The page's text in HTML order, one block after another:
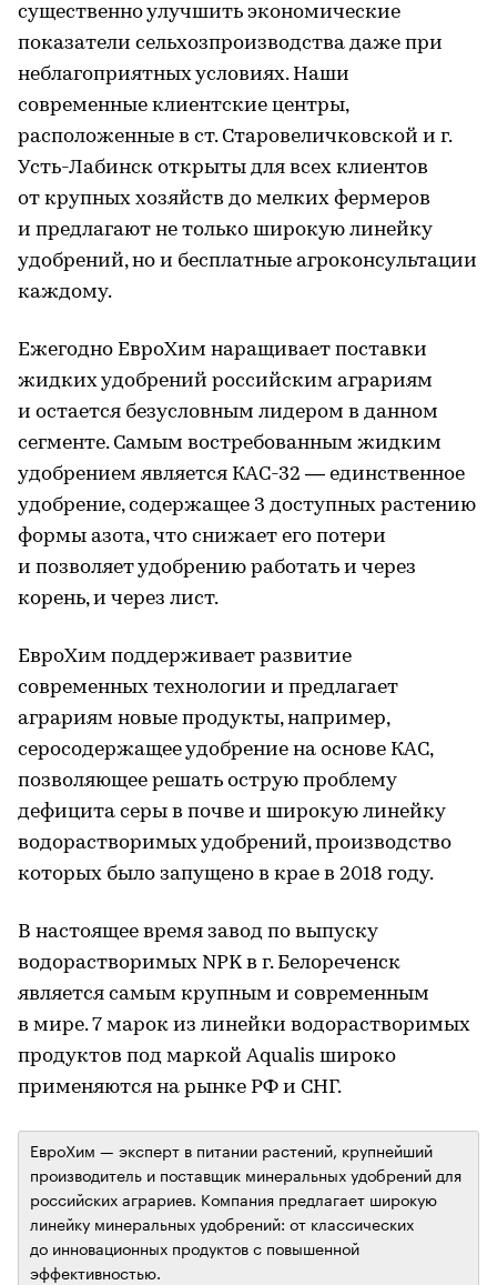
существенно улучшить экономические
показатели сельхозпроизводства даже при
неблагоприятных условиях. Наши
современные клиентские центры,
расположенные в ст. Старовеличковской и г.
Усть-Лабинск открыты для всех клиентов
от крупных хозяйств до мелких фермеров
и предлагают не только широкую линейку
удобрений, но и бесплатные агроконсультации
каждому.
Ежегодно ЕвроХим наращивает поставки
жидких удобрений российским аграриям
и остается безусловным лидером в данном
сегменте. Самым востребованным жидким
удобрением является КАС-32 — единственное
удобрение, содержащее 3 доступных растению
формы азота, что снижает его потери
и позволяет удобрению работать и через
корень, и через лист.
ЕвроХим поддерживает развитие
современных технологии и предлагает
аграриям новые продукты, например,
серосодержащее удобрение на основе КАС,
позволяющее решать острую проблему
дефицита серы в почве и широкую линейку
водорастворимых удобрений, производство
которых было запущено в крае в 2018 году.
В настоящее время завод по выпуску
водорастворимых NPK в г. Белореченск
является самым крупным и современным
в мире. 7 марок из линейки водорастворимых
продуктов под маркой Aqualis широко
применяются на рынке РФ и СНГ.
ЕвроХим — эксперт в питании растений, крупнейший
производитель и поставщик минеральных удобрений для
российских аграриев. Компания предлагает широкую
линейку минеральных удобрений: от классических
до инновационных продуктов с повышенной
эффективностью.